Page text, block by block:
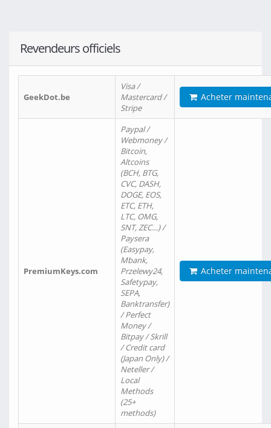
Revendeurs officiels
GeekDot.be
Visa /
Mastercard /
Stripe
Acheter
PremiumKeys.com
Paypal /
Webmoney /
Bitcoin,
Altcoins
(BCH, BTG,
CVC, DASH,
DOGE, EOS,
ETC, ETH,
LTC, OMG,
SNT, ZEC…) /
Paysera
(Easypay,
Mbank,
Przelewy24,
Safetypay,
SEPA,
Banktransfer)
/ Perfect
Money /
Bitpay / Skrill
/ Credit card
(Japan Only) /
Neteller /
Local
Methods
(25+
methods)
Acheter